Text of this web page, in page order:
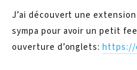
J’ai découvert une
sympa pour avoir un petit
ouverture d’onglets:https://